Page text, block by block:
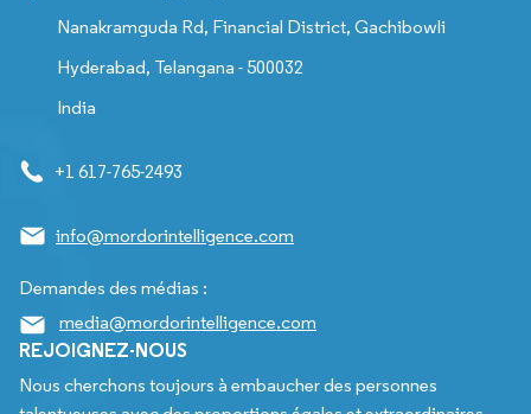
Nanakramguda Rd, Financial District, Gachibowli
Hyderabad, Telangana - 500032
India
+1 617-765-2493
info@mordorintelligence.com
Demandes des médias :
media@mordorintelligence.com
REJOIGNEZ-NOUS
Nous cherchons toujours à embaucher des personnes